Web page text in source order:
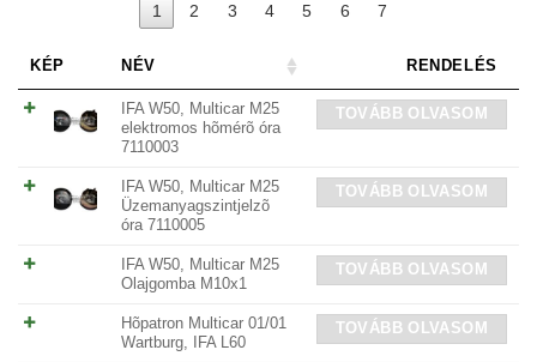
1 2 3 4 5 6 7
KÉP NÉV RENDELÉS
IFA W50, Multicar M25
elektromos hõmérõ óra
7110003
TOVÁBB OLVASOM
IFA W50, Multicar M25
Üzemanyagszintjelzõ
óra 7110005
TOVÁBB OLVASOM
IFA W50, Multicar M25
Olajgomba M10x1
TOVÁBB OLVASOM
Hõpatron Multicar 01/01
Wartburg, IFA L60
TOVÁBB OLVASOM